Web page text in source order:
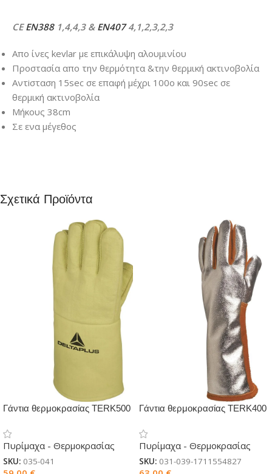
CEEN3881,4,4,3 & EN4074,1,2,3,2,3
Απο ίνες kevlar με επικάλυψη αλουμινίου
Προστασία απο την θερμότητα &την θερμική ακτινοβολία
Αντiσταση 15sec σε επαφή μέχρι 100ο και 90sec σε
θερμική ακτινοβολία
Μήκους 38cm
Σε ενα μέγεθος
Σχετικά Προϊόντα
Γάντια θερμοκρασίας TERK500
Πυρίμαχα - Θερμοκρασίας
SKU: 035-041
Γάντια θερμοκρασίας TERK400
Πυρίμαχα - Θερμοκρασίας
SKU: 031-039-1711554827